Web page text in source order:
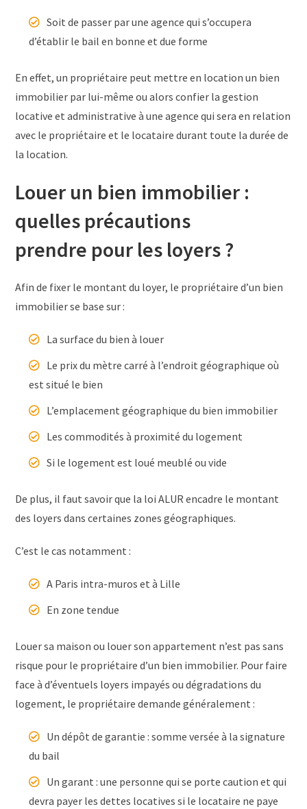
Soit de passer par une agence qui s’occupera
d’établir le bail en bonne et due forme
En effet, un propriétaire peut mettre en location un bien
immobilier par lui-même ou alors confier la gestion
locative et administrative à une agence qui sera en relation
avec le propriétaire et le locataire durant toute la durée de
la location.
Louer un bien immobilier :
quelles précautions
prendre pour les loyers ?
Afin de fixer le montant du loyer, le propriétaire d’un bien
immobilier se base sur :
La surface du bien à louer
Le prix du mètre carré à l’endroit géographique où
est situé le bien
L’emplacement géographique du bien immobilier
Les commodités à proximité du logement
Si le logement est loué meublé ou vide
De plus, il faut savoir que la loi ALUR encadre le montant
des loyers dans certaines zones géographiques.
C’est le cas notamment :
A Paris intra-muros et à Lille
En zone tendue
Louer sa maison ou louer son appartement n’est pas sans
risque pour le propriétaire d’un bien immobilier. Pour faire
face à d’éventuels loyers impayés ou dégradations du
logement, le propriétaire demande généralement :
Un dépôt de garantie : somme versée à la signature
du bail
Un garant : une personne qui se porte caution et qui
devra payer les dettes locatives si le locataire ne paye